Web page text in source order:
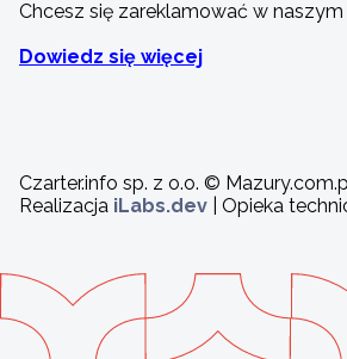
Chcesz się zareklamować w naszym
Dowiedz się więcej
Czarter.info sp. z o.o. ©
Realizacja iLabs.dev | Opieka